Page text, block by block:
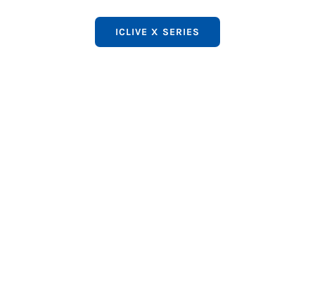
ICLIVE X SERIES